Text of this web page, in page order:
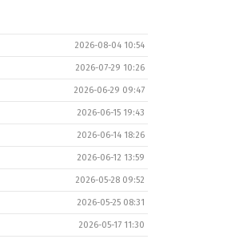
2026-08-04 10:54
2026-07-29 10:26
2026-06-29 09:47
2026-06-15 19:43
2026-06-14 18:26
2026-06-12 13:59
2026-05-28 09:52
2026-05-25 08:31
2026-05-17 11:30